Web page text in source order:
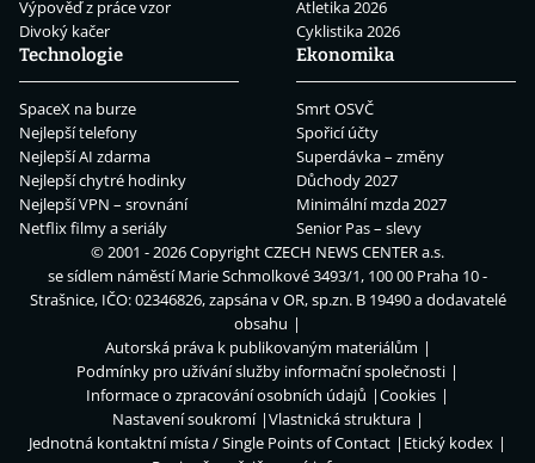
Výpověď z práce vzor
Divoký kačer
Atletika 2026
Cyklistika 2026
Technologie
SpaceX na burze
Nejlepší telefony
Nejlepší AI zdarma
Nejlepší chytré hodinky
Nejlepší VPN – srovnání
Netflix filmy a seriály
Ekonomika
Smrt OSVČ
Spořicí účty
Superdávka – změny
Důchody 2027
Minimální mzda 2027
Senior Pas – slevy
© 2001 - 2026 CopyrightCZECH NEWS CENTER a.s.
se sídlem náměstí Marie Schmolkové 3493/1, 100 00 Praha 10 -
Strašnice, IČO: 02346826, zapsána v OR, sp.zn. B 19490 a dodavatelé
obsahu
Autorská práva k publikovaným materiálům
Podmínky pro užívání služby informační společnosti
Informace o zpracování osobních údajů
Cookies
Nastavení soukromí
Vlastnická struktura
Jednotná kontaktní místa / Single Points of Contact
Etický kodex